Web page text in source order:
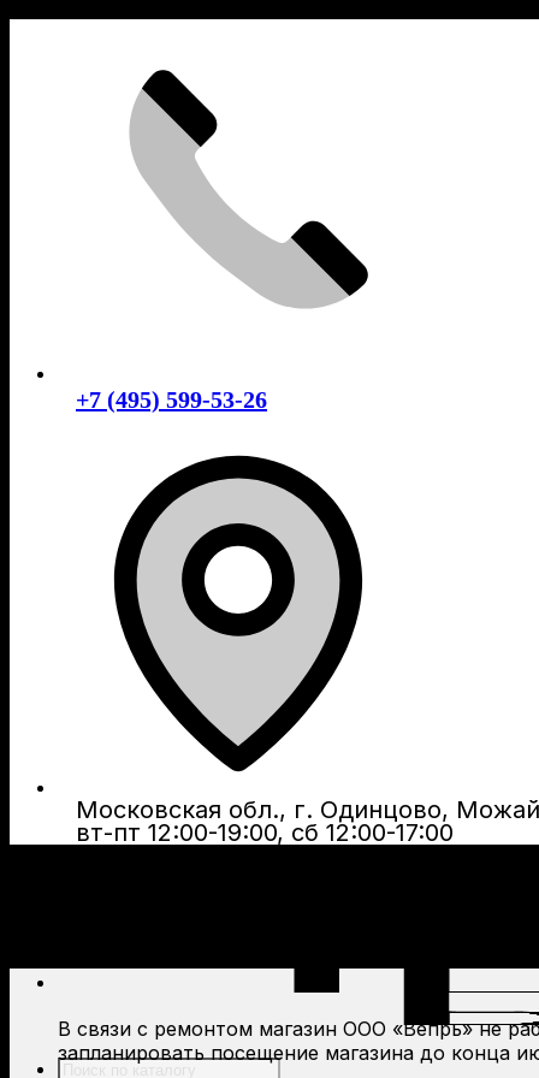
+7 (495) 599-53-26
Московская обл., г. Одинцово,
вт-пт 12:00-19:00, сб 12:00-17:00
Поиск
В связи с ремонтом магазин ООО «Вепрь» не
запланировать посещение магазина до конца